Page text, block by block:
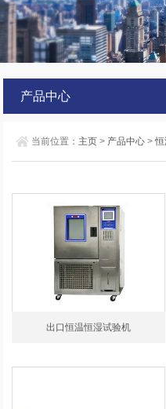
产品中心
当前位置： 主页 > 产品中心 >
出口恒温恒湿试验机